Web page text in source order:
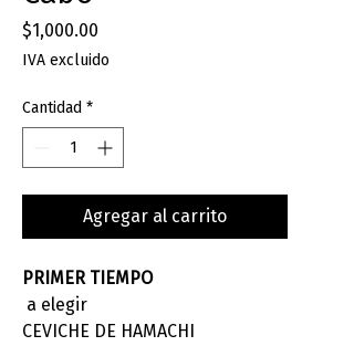
$1,000.00
IVA excluido
Cantidad *
Agregar al carrito
PRIMER TIEMPO
a elegir
CEVICHE DE HAMACHI